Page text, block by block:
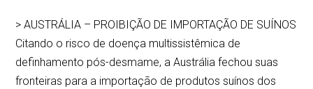
> AUSTRÁLIA – PROIBIÇÃO DE IMPORTAÇÃO DE SUÍNOS
Citando o risco de doença multissistêmica de
definhamento pós-desmame, a Austrália fechou suas
fronteiras para a importação de produtos suínos dos